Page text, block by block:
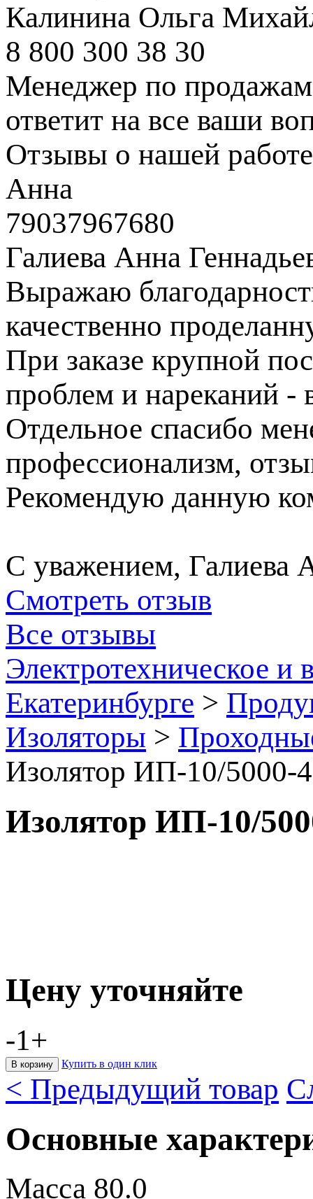
Калинина Ольга
8 800 300 38 30
Менеджер по продажам
ответит на все ваши
Отзывы о нашей работе
Анна
79037967680
Галиева Анна
Выражаю
качественно
При заказе крупной
проблем и нареканий -
Отдельное спасибо
профессионализм,
Рекомендую данную
С уважением, Галиева
Смотреть отзыв
Все отзывы
Электротехническое и
Екатеринбурге >
Изоляторы >
Изолятор ИП-10/
Изолятор ИП-10/
Цену уточняйте
-1+
Купить в один клик
< Предыдущий товар
Основные
Масса 80.0